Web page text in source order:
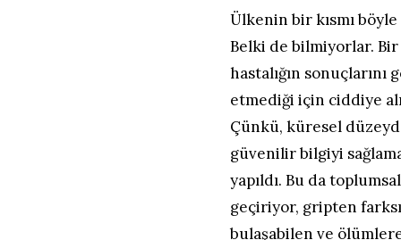
Ülkenin bir kısmı
Belki de bilmiyorlar.
hastalığın sonuçlarını
etmediği için ciddiye
Çünkü, küresel
güvenilir bilgiyi
yapıldı. Bu da
geçiriyor, gripten
bulaşabilen ve